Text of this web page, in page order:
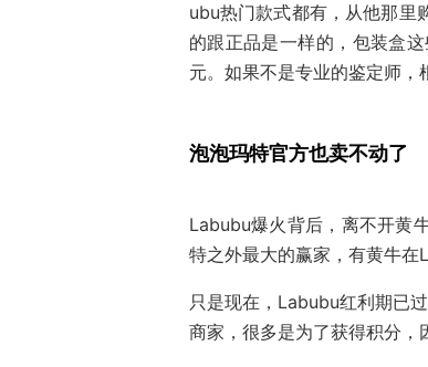
ubu热门款式都有，从他那里
的跟正品是一样的，包装盒
元。如果不是专业的鉴定师，
泡泡玛特官方也卖不动了
Labubu爆火背后，离不开黄
特之外最大的赢家，有黄牛在
只是现在，Labubu红利期已
商家，很多是为了获得积分，